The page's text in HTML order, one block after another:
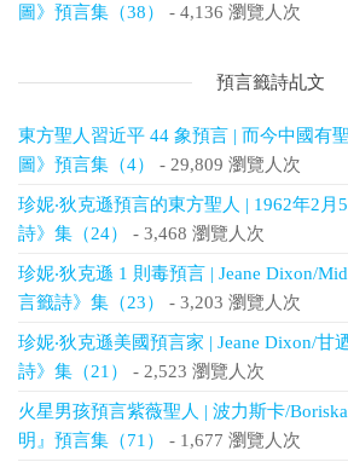
圖》預言集（38）
- 4,136 瀏覽人次
預言籤詩乩文
東方聖人習近平 44 象預言 | 而今中國有
圖》預言集（4）
- 29,809 瀏覽人次
珍妮‧狄克遜預言的東方聖人 | 1962年2月
詩》集（24）
- 3,468 瀏覽人次
珍妮‧狄克遜 1 則毒預言 | Jeane Dixon/
言籤詩》集（23）
- 3,203 瀏覽人次
珍妮‧狄克遜美國預言家 | Jeane Dixon/甘
詩》集（21）
- 2,523 瀏覽人次
火星男孩預言紫薇聖人 | 波力斯卡/
明』預言集（71）
- 1,677 瀏覽人次